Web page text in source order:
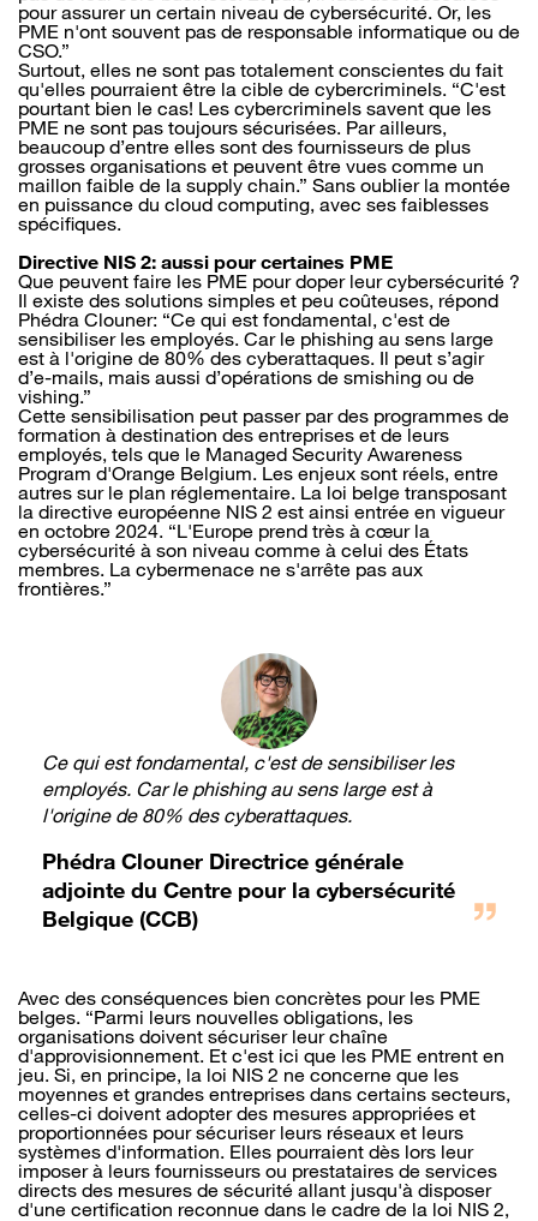
pour assurer un certain niveau de cybersécurité. Or, les
PME n'ont souvent pas de responsable informatique ou de
CSO.”
Surtout, elles ne sont pas totalement conscientes du fait
qu'elles pourraient être la cible de cybercriminels. “C'est
pourtant bien le cas! Les cybercriminels savent que les
PME ne sont pas toujours sécurisées. Par ailleurs,
beaucoup d’entre elles sont des fournisseurs de plus
grosses organisations et peuvent être vues comme un
maillon faible de la supply chain.” Sans oublier la montée
en puissance du cloud computing, avec ses faiblesses
spécifiques.
Directive NIS 2: aussi pour certaines PME
Que peuvent faire les PME pour doper leur cybersécurité ?
Il existe des solutions simples et peu coûteuses, répond
Phédra Clouner: “Ce qui est fondamental, c'est de
sensibiliser les employés. Car le phishing au sens large
est à l'origine de 80% des cyberattaques. Il peut s’agir
d’e-mails, mais aussi d’opérations de smishing ou de
vishing.”
Cette sensibilisation peut passer par des programmes de
formation à destination des entreprises et de leurs
employés, tels que le Managed Security Awareness
Program d'Orange Belgium. Les enjeux sont réels, entre
autres sur le plan réglementaire. La loi belge transposant
la directive européenne NIS 2 est ainsi entrée en vigueur
en octobre 2024. “L'Europe prend très à cœur la
cybersécurité à son niveau comme à celui des États
membres. La cybermenace ne s'arrête pas aux
frontières.”
Ce qui est fondamental, c'est de sensibiliser les
employés. Car le phishing au sens large est à
l'origine de 80% des cyberattaques.
Phédra Clouner Directrice générale
adjointe du Centre pour la cybersécurité
Belgique (CCB)
Avec des conséquences bien concrètes pour les PME
belges. “Parmi leurs nouvelles obligations, les
organisations doivent sécuriser leur chaîne
d'approvisionnement. Et c'est ici que les PME entrent en
jeu. Si, en principe, la loi NIS 2 ne concerne que les
moyennes et grandes entreprises dans certains secteurs,
celles-ci doivent adopter des mesures appropriées et
proportionnées pour sécuriser leurs réseaux et leurs
systèmes d'information. Elles pourraient dès lors leur
imposer à leurs fournisseurs ou prestataires de services
directs des mesures de sécurité allant jusqu'à disposer
d'une certification reconnue dans le cadre de la loi NIS 2,